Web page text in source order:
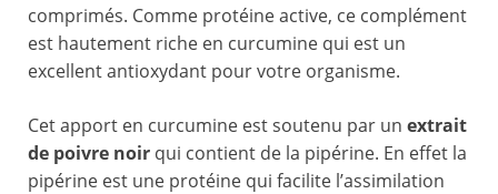
comprimés. Comme protéine active, ce complément
est hautement riche en curcumine qui est un
excellent antioxydant pour votre organisme.
Cet apport en curcumine est soutenu par un extrait
de poivre noir qui contient de la pipérine. En effet la
pipérine est une protéine qui facilite l’assimilation